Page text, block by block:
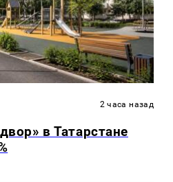
2 часа назад
в Татарстане